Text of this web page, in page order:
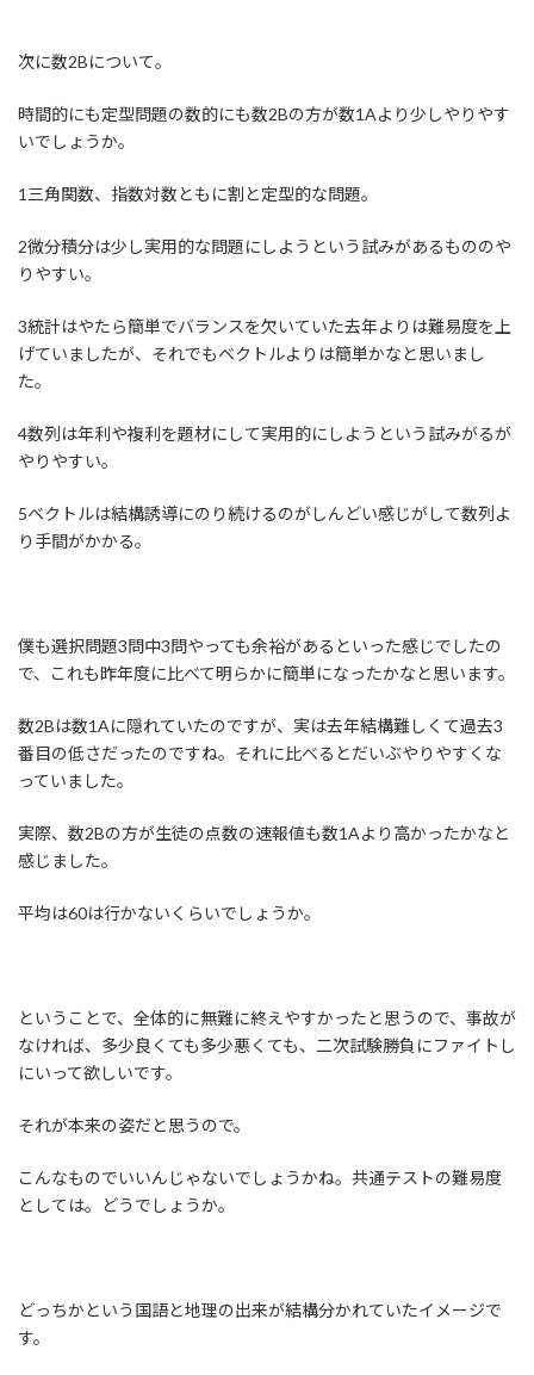
次に数2Bについて。
時間的にも定型問題の数的にも数2Bの方が数1Aより少しやりやす
いでしょうか。
1三角関数、指数対数ともに割と定型的な問題。
2微分積分は少し実用的な問題にしようという試みがあるもののや
りやすい。
3統計はやたら簡単でバランスを欠いていた去年よりは難易度を上
げていましたが、それでもベクトルよりは簡単かなと思いまし
た。
4数列は年利や複利を題材にして実用的にしようという試みがるが
やりやすい。
5ベクトルは結構誘導にのり続けるのがしんどい感じがして数列よ
り手間がかかる。
僕も選択問題3問中3問やっても余裕があるといった感じでしたの
で、これも昨年度に比べて明らかに簡単になったかなと思います。
数2Bは数1Aに隠れていたのですが、実は去年結構難しくて過去3
番目の低さだったのですね。それに比べるとだいぶやりやすくな
っていました。
実際、数2Bの方が生徒の点数の速報値も数1Aより高かったかなと
感じました。
平均は60は行かないくらいでしょうか。
ということで、全体的に無難に終えやすかったと思うので、事故が
なければ、多少良くても多少悪くても、二次試験勝負にファイトし
にいって欲しいです。
それが本来の姿だと思うので。
こんなものでいいんじゃないでしょうかね。共通テストの難易度
としては。どうでしょうか。
どっちかという国語と地理の出来が結構分かれていたイメージで
す。